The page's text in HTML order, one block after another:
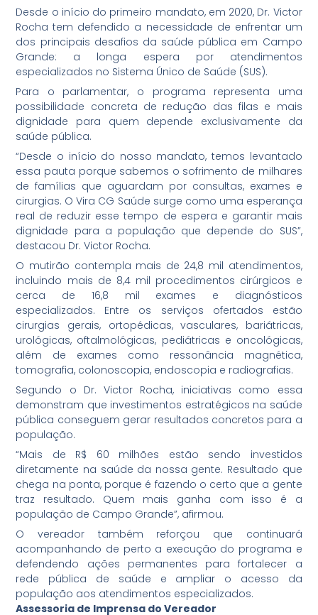
Desde o início do primeiro mandato, em 2020, Dr. Victor
Rocha tem defendido a necessidade de enfrentar um
dos principais desafios da saúde pública em Campo
Grande: a longa espera por atendimentos
especializados no Sistema Único de Saúde (SUS).
Para o parlamentar, o programa representa uma
possibilidade concreta de redução das filas e mais
dignidade para quem depende exclusivamente da
saúde pública.
“Desde o início do nosso mandato, temos levantado
essa pauta porque sabemos o sofrimento de milhares
de famílias que aguardam por consultas, exames e
cirurgias. O Vira CG Saúde surge como uma esperança
real de reduzir esse tempo de espera e garantir mais
dignidade para a população que depende do SUS”,
destacou Dr. Victor Rocha.
O mutirão contempla mais de 24,8 mil atendimentos,
incluindo mais de 8,4 mil procedimentos cirúrgicos e
cerca de 16,8 mil exames e diagnósticos
especializados. Entre os serviços ofertados estão
cirurgias gerais, ortopédicas, vasculares, bariátricas,
urológicas, oftalmológicas, pediátricas e oncológicas,
além de exames como ressonância magnética,
tomografia, colonoscopia, endoscopia e radiografias.
Segundo o Dr. Victor Rocha, iniciativas como essa
demonstram que investimentos estratégicos na saúde
pública conseguem gerar resultados concretos para a
população.
“Mais de R$ 60 milhões estão sendo investidos
diretamente na saúde da nossa gente. Resultado que
chega na ponta, porque é fazendo o certo que a gente
traz resultado. Quem mais ganha com isso é a
população de Campo Grande”, afirmou.
O vereador também reforçou que continuará
acompanhando de perto a execução do programa e
defendendo ações permanentes para fortalecer a
rede pública de saúde e ampliar o acesso da
população aos atendimentos especializados.
Assessoria de Imprensa do Vereador